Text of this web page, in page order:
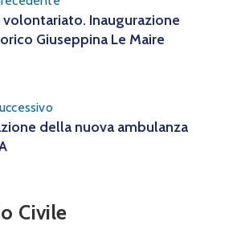
volontariato. Inaugurazione
Giuseppina Le Maire
della nuova ambulanza
Civile